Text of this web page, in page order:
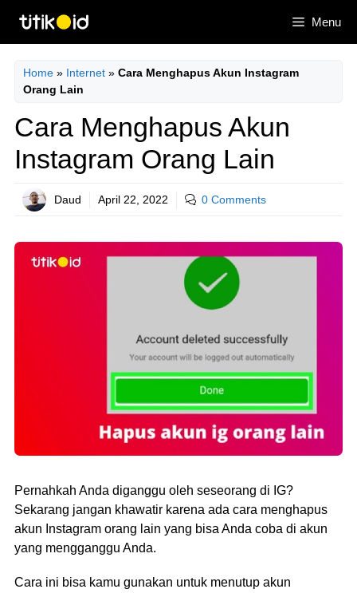
content
Menu
Home » Internet » Cara Menghapus Akun Instagram
Orang Lain
Cara Menghapus Akun
Instagram Orang Lain
Daud April 22, 2022 0 Comments
Pernahkah Anda diganggu oleh seseorang di IG?
Sekarang jangan khawatir karena ada cara menghapus
akun Instagram orang lain yang bisa Anda coba di akun
yang mengganggu Anda.
Cara ini bisa kamu gunakan untuk menutup akun